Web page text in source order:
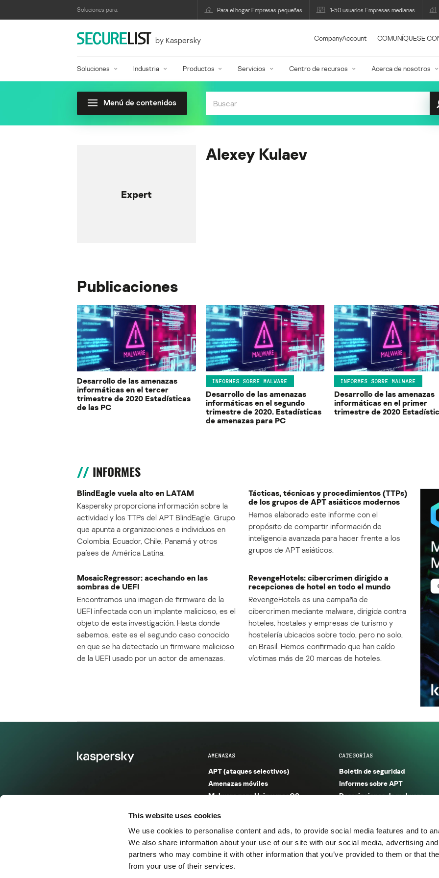
This website uses cookies
We use cookies to personalise content and ads, to provide social media features and to
We also share information about your use of our site with our social media, advertising
partners who may combine it with other information that you’ve provided to them or that
from your use of their services.
Soluciones para: Para el hogar Empresas pequeñas 1-50 usuarios Empresas medianas
by Kaspersky CompanyAccount COMUNÍQUESE
Soluciones Industria Productos Servicios Centro de recursos Acerca de nosotros
Menú de contenidos
Expert
Alexey Kulaev
Publicaciones
Desarrollo de las amenazas
informáticas en el tercer
trimestre de 2020 Estadísticas
de las PC
INFORMES SOBRE MALWARE
Desarrollo de las amenazas
informáticas en el segundo
trimestre de 2020. Estadísticas
de amenazas para PC
INFORMES SOBRE MALWARE
Desarrollo de las amenazas
informáticas en el primer
trimestre de 2020
INFORMES
BlindEagle vuela alto en LATAM
Kaspersky proporciona información sobre la
actividad y los TTPs del APT BlindEagle. Grupo
que apunta a organizaciones e individuos en
Colombia, Ecuador, Chile, Panamá y otros
países de América Latina.
Tácticas, técnicas y procedimientos (TTPs)
de los grupos de APT asiáticos modernos
Hemos elaborado este informe con el
propósito de compartir información de
inteligencia avanzada para hacer frente a los
grupos de APT asiáticos.
MosaicRegressor: acechando en las
sombras de UEFI
Encontramos una imagen de firmware de la
UEFI infectada con un implante malicioso, es el
objeto de esta investigación. Hasta donde
sabemos, este es el segundo caso conocido
en que se ha detectado un firmware malicioso
de la UEFI usado por un actor de amenazas.
RevengeHotels: cibercrimen dirigido a
recepciones de hotel en todo el mundo
RevengeHotels es una campaña de
cibercrimen mediante malware, dirigida contra
hoteles, hostales y empresas de turismo y
hostelería ubicados sobre todo, pero no solo,
en Brasil. Hemos confirmado que han caído
víctimas más de 20 marcas de hoteles.
AMENAZAS
APT (ataques selectivos)
Amenazas móviles
Malware para Unix y macOS
Entorno seguro (IoT)
Amenazas financieras
Amenazas industriales
Spam y phishing
CATEGORÍAS
Boletín de seguridad
Informes sobre APT
Descripciones de malware
Informes sobre spam y
Publicaciones
Incidentes